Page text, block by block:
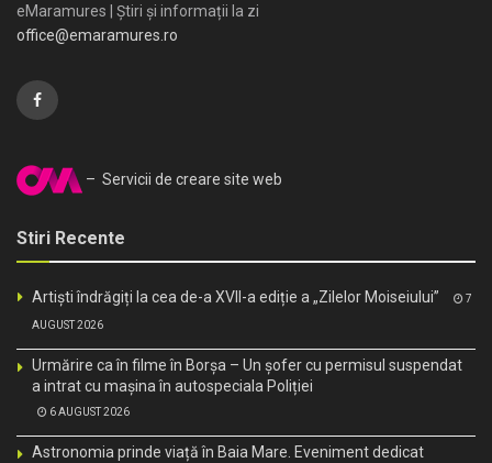
eMaramures | Știri și informații la zi
office@emaramures.ro
– Servicii de creare site web
Stiri Recente
Artiști îndrăgiți la cea de-a XVII-a ediție a „Zilelor Moiseiului” 7
AUGUST 2026
Urmărire ca în filme în Borșa – Un șofer cu permisul suspendat
a intrat cu mașina în autospeciala Poliției
6 AUGUST 2026
Astronomia prinde viață în Baia Mare. Eveniment dedicat